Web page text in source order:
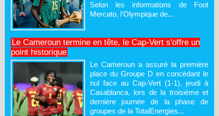
Selon les informations de Foot
Mercato, l’Olympique de...
Le Cameroun termine en tête, le Cap-Vert s'offre un
point historique
Le Cameroun a assuré la première
place du Groupe D en concédant le
nul face au Cap-Vert (1-1), jeudi à
Casablanca, lors de la troisième et
dernière journée de la phase de
groupes de la TotalEnergies...